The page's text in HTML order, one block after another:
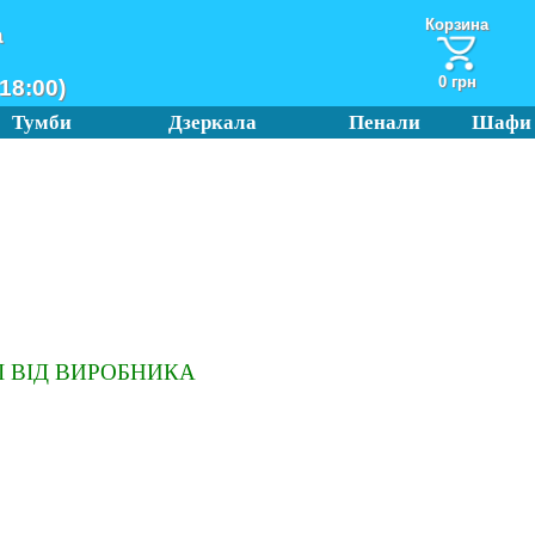
Корзина
0 грн
Тумби Дзеркала Пенали Шафи
ВІД ВИРОБНИКА